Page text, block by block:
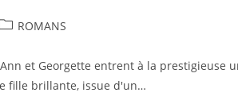
ROMANS
et Georgette entrent à la prestigieuse
fille brillante, issue d'un…